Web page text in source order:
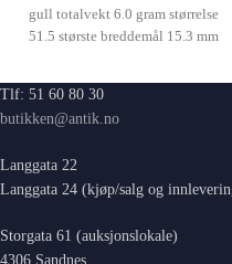
gull totalvekt 6.0 gram størrelse
51.5 største breddemål 15.3 mm
Tlf: 51 60 80 30
butikken@antik.no
Langgata 22
Langgata 24 (kjøp/salg og
Storgata 61 (auksjonslokale)
4306 Sandnes